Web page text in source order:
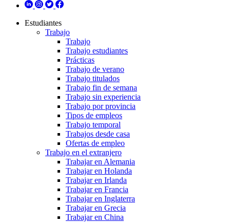
Estudiantes
Trabajo
Trabajo
Trabajo estudiantes
Prácticas
Trabajo de verano
Trabajo titulados
Trabajo fin de semana
Trabajo sin experiencia
Trabajo por provincia
Tipos de empleos
Trabajo temporal
Trabajos desde casa
Ofertas de empleo
Trabajo en el extranjero
Trabajar en Alemania
Trabajar en Holanda
Trabajar en Irlanda
Trabajar en Francia
Trabajar en Inglaterra
Trabajar en Grecia
Trabajar en China